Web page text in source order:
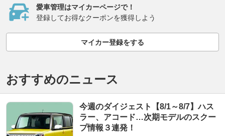
愛車管理はマイカーページで！
登録してお得なクーポンを獲得しよう
マイカー登録をする
おすすめのニュース
今週のダイジェスト【8/1～8/7】ハス
ラー、アコード…次期モデルのスクー
プ情報３連発！